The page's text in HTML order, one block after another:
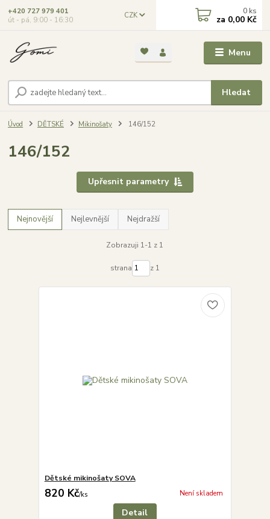
Menu
CZK
Hledat
+420 727 979 401
út - pá, 9:00 - 16:30
0 ks
za 0,00 Kč
Úvod DĚTSKÉ Mikinošaty 146/152
146/152
Upřesnit parametry
Nejnovější Nejlevnější Nejdražší
Zobrazuji 1-1 z 1
strana z 1
Dětské mikinošaty SOVA
820 Kč/ks Není skladem
Detail